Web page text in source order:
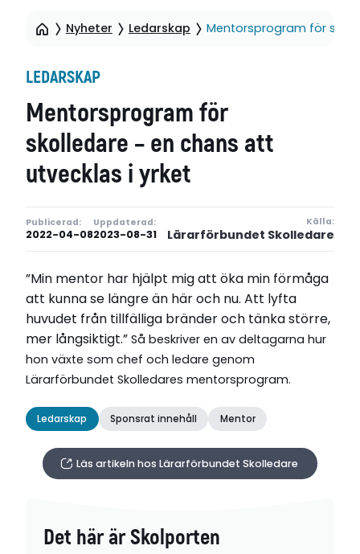
Nyheter Ledarskap Mentorsprogram för
LEDARSKAP
Mentorsprogram för
skolledare – en chans att
utvecklas i yrket
Publicerad:
2022-04-08
Uppdaterad:
2023-08-31
Källa:
Lärarförbundet Skolledare
”Min mentor har hjälpt mig att öka min förmåga
att kunna se längre än här och nu. Att lyfta
huvudet från tillfälliga bränder och tänka större,
mer långsiktigt.” Så beskriver en av deltagarna hur
hon växte som chef och ledare genom
Lärarförbundet Skolledares mentorsprogram.
Ledarskap Sponsrat innehåll Mentor
Läs artikeln hos Lärarförbundet Skolledare
Det här är Skolporten